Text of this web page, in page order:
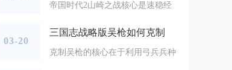
帝国时代2山崎之战核心是速稳经
03-20
三国志战略版吴枪如何克制
克制吴枪的核心在于利用弓兵兵种